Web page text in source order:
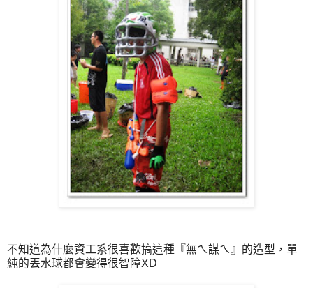
不知道為什麼資工系很喜歡搞這種『無ㄟ謀ㄟ』的造型，單
純的丟水球都會變得很智障XD